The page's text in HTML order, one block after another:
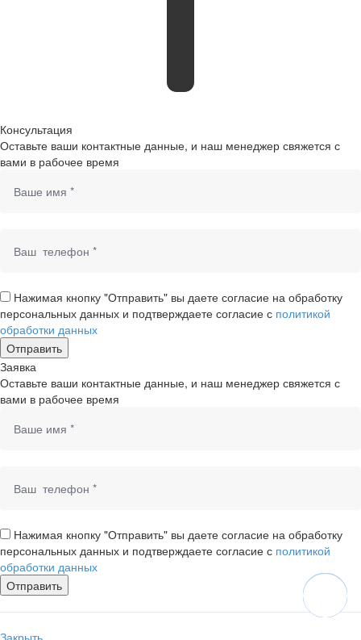
Консультация
Оставьте ваши контактные данные, и наш менеджер свяжется с
вами в рабочее время
Нажимая кнопку "Отправить" вы даете согласие на обработку
персональных данных и подтверждаете согласие с политикой
обработки данных
Заявка
Оставьте ваши контактные данные, и наш менеджер свяжется с
вами в рабочее время
Нажимая кнопку "Отправить" вы даете согласие на обработку
персональных данных и подтверждаете согласие с политикой
обработки данных
Закрыть